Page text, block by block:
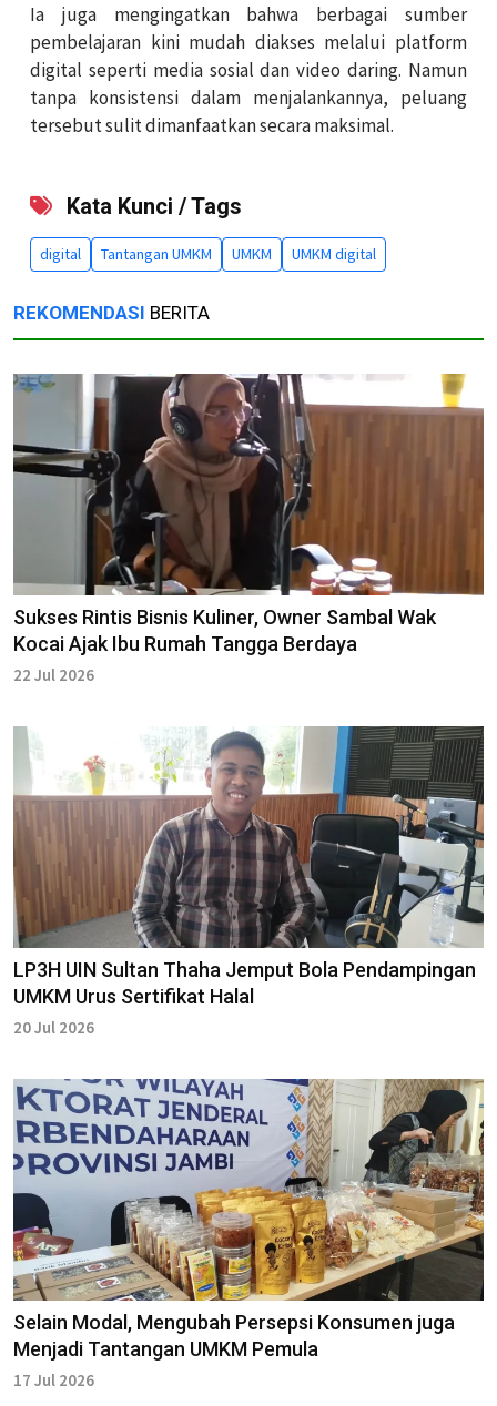
Ia juga mengingatkan bahwa berbagai sumber
pembelajaran kini mudah diakses melalui platform
digital seperti media sosial dan video daring. Namun
tanpa konsistensi dalam menjalankannya, peluang
tersebut sulit dimanfaatkan secara maksimal.
Kata Kunci / Tags
digital Tantangan UMKM UMKM UMKM digital
REKOMENDASI BERITA
Sukses Rintis Bisnis Kuliner, Owner Sambal Wak
Kocai Ajak Ibu Rumah Tangga Berdaya
22 Jul 2026
LP3H UIN Sultan Thaha Jemput Bola Pendampingan
UMKM Urus Sertifikat Halal
20 Jul 2026
Selain Modal, Mengubah Persepsi Konsumen juga
Menjadi Tantangan UMKM Pemula
17 Jul 2026